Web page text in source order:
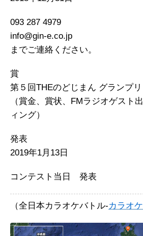
093 287 4979
info@gin-e.co.jp
までご連絡ください。
賞
第５回THEのどじまん グランプリ
（賞金、賞状、FMラジオゲスト
ィング）
発表
2019年1月13日
コンテスト当日 発表
（全日本カラオケバトル-カラオ